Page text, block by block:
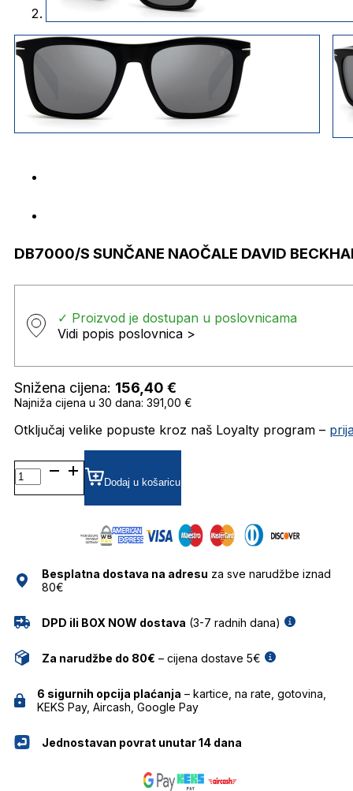
DB7000/S SUNČANE NAOČALE DAVID
✓ Proizvod je dostupan u poslovnicama
Vidi popis poslovnica >
Snižena cijena: 156,40 €
Najniža cijena u 30 dana: 391,00 €
Otključaj velike popuste kroz naš Loyalty program –
DB7000/S SUNČANE
NAOČALE
DAVID
Dodaj u košaricu
Besplatna dostava na adresu za sve narudžbe iznad
80€
DPD ili BOX NOW dostava (3-7 radnih dana)
Za narudžbe do 80€ – cijena dostave 5€
6 sigurnih opcija plaćanja – kartice, na rate, gotovina,
KEKS Pay, Aircash, Google Pay
Jednostavan povrat unutar 14 dana